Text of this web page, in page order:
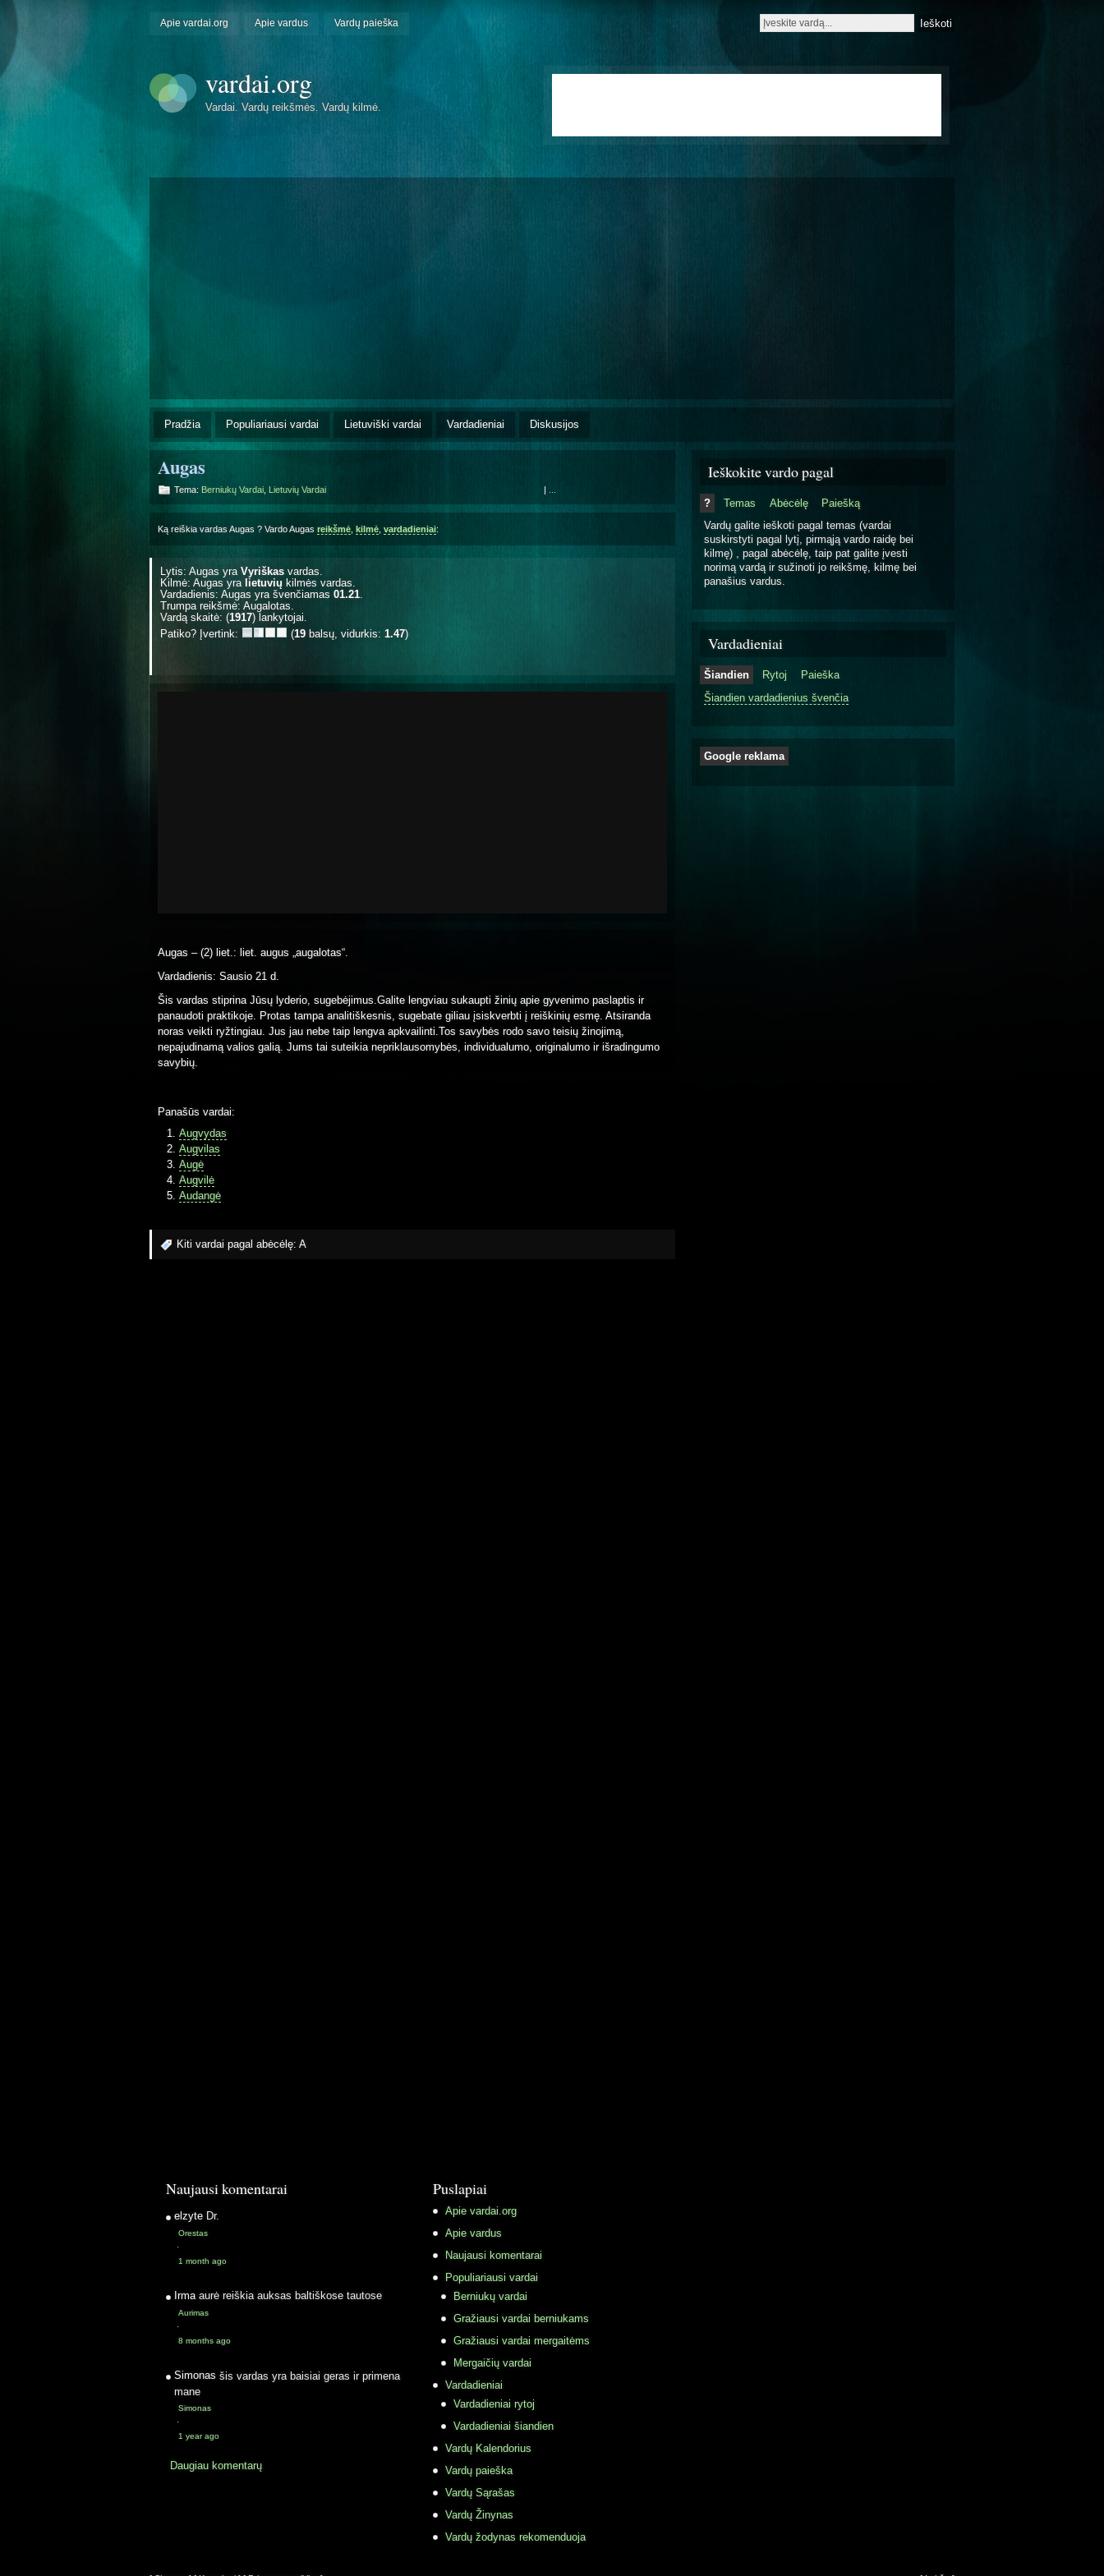
Apie vardai.org Apie vardus Vardų paieška
vardai.org
Vardai. Vardų reikšmės. Vardų kilmė.
Pradžia Populiariausi vardai Lietuviški vardai Vardadieniai Diskusijos
Augas
Tema: Berniukų Vardai Lietuvių Vardai |
Ką reiškia vardas Augas ? Vardo Augas reikšmė kilmė vardadieniai:
Lytis: Augas yra Vyriškas vardas.
Kilmė: Augas yra lietuvių kilmės vardas.
Vardadienis: Augas yra švenčiamas 01.21
Trumpa reikšmė: Augalotas.
Vardą skaitė: (1917) lankytojai.
Patiko? Įvertink:
(19 balsų, vidurkis: 1.47)
Augas – (2) liet.: liet. augus „augalotas“.
Vardadienis: Sausio 21 d.
Šis vardas stiprina Jūsų lyderio, sugebėjimus.Galite lengviau sukaupti žinių apie gyvenimo paslaptis ir
panaudoti praktikoje. Protas tampa analitiškesnis, sugebate giliau įsiskverbti į reiškinių esmę. Atsiranda
noras veikti ryžtingiau. Jus jau nebe taip lengva apkvailinti.Tos savybės rodo savo teisių žinojimą,
nepajudinamą valios galią. Jums tai suteikia nepriklausomybės, individualumo, originalumo ir išradingumo
savybių.
Panašūs vardai:
Augvydas
Augvilas
Augė
Augvilė
Audangė
Kiti vardai pagal abėcėlę: A
Ieškokite vardo pagal
? Temas Abėcėlę
Paiešką
Vardų galite ieškoti pagal temas (vardai
suskirstyti pagal lytį, pirmąją vardo raidę bei
kilmę) , pagal abėcėlę, taip pat galite įvesti
norimą vardą ir sužinoti jo reikšmę, kilmę bei
panašius vardus.
Vardadieniai
Šiandien Rytoj
Paieška
Šiandien vardadienius švenčia
Google reklama
Naujausi komentarai
elzyte Dr.
Orestas
·
1 month ago
Irma aurė reiškia auksas baltiškose tautose
Aurimas
·
8 months ago
Simonas šis vardas yra baisiai geras ir primena
mane
Simonas
·
1 year ago
Daugiau komentarų
Puslapiai
Apie vardai.org
Apie vardus
Naujausi komentarai
Populiariausi vardai
Berniukų vardai
Gražiausi vardai berniukams
Gražiausi vardai mergaitėms
Mergaičių vardai
Vardadieniai
Vardadieniai rytoj
Vardadieniai šiandien
Vardų Kalendorius
Vardų paieška
Vardų Sąrašas
Vardų Žinynas
Vardų žodynas rekomenduoja